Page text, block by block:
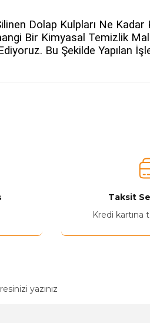
Dolap Kulpları Ne
Bir Kimyasal Temizlik
Bu Şekilde Yapılan
Taksit
Kredi kartına